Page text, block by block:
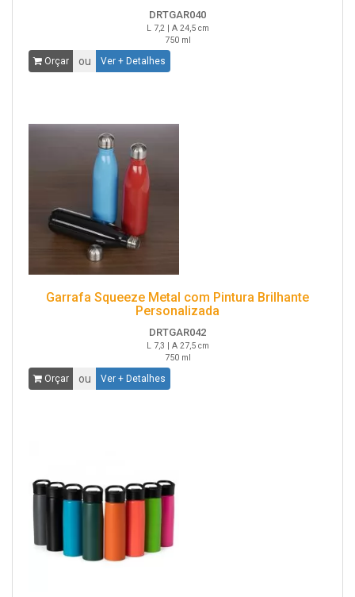
DRTGAR040
L 7,2 | A 24,5 cm
750 ml
Orçar ou Ver + Detalhes
Garrafa Squeeze Metal com Pintura Brilhante
Personalizada
DRTGAR042
L 7,3 | A 27,5 cm
750 ml
Orçar ou Ver + Detalhes